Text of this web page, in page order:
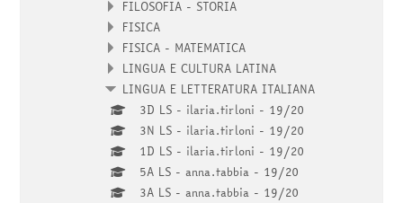
FILOSOFIA - STORIA
FISICA
FISICA - MATEMATICA
LINGUA E CULTURA LATINA
LINGUA E LETTERATURA ITALIANA
3D LS - ilaria.tirloni - 19/20
3N LS - ilaria.tirloni - 19/20
1D LS - ilaria.tirloni - 19/20
5A LS - anna.tabbia - 19/20
3A LS - anna.tabbia - 19/20